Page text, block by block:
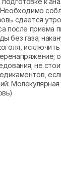
Необходимо
сдается
после приема
без газа;
не
Молекулярная